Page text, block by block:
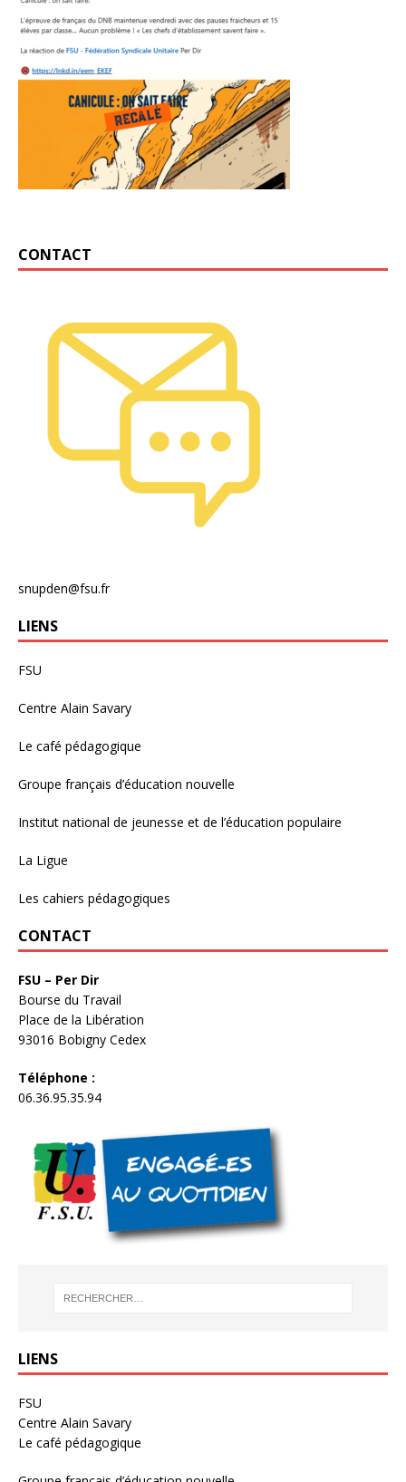
CONTACT
snupden@fsu.fr
LIENS
FSU
Centre Alain Savary
Le café pédagogique
Groupe français d’éducation nouvelle
Institut national de jeunesse et de l’éducation populaire
La Ligue
Les cahiers pédagogiques
CONTACT
FSU – Per Dir
Bourse du Travail
Place de la Libération
93016 Bobigny Cedex
Téléphone :
06.36.95.35.94
LIENS
FSU
Centre Alain Savary
Le café pédagogique